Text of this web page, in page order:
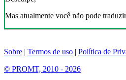
Mas atualmente você não pode
Sobre | Termos de uso | Política de
© PROMT, 2010 - 2026